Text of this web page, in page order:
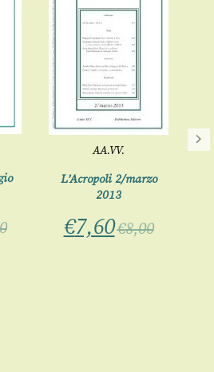
AA.VV.
L’Acropoli 2/marzo
2013
€7,60€8,00